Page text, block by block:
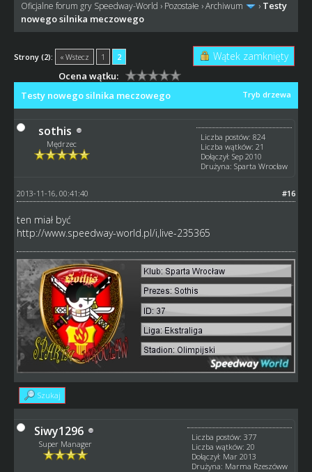
Oficjalne forum gry Speedway-World › Pozostałe ›Archiwum › Testy
nowego silnika meczowego
Strony (2): « Wstecz 1 2 Wątek zamknięty
Ocena wątku:
Tryb drzewa
Testy nowego silnika meczowego
sothis
Mędrzec
Liczba postów: 824
Liczba wątków: 21
Dołączył: Sep 2010
Drużyna: Sparta Wrocław
#16
2013-11-16, 00:41:40
ten miał być
http://www.speedway-world.pl/i,live-235365
Szukaj
Siwy1296
Super Manager
Liczba postów: 377
Liczba wątków: 20
Dołączył: Mar 2013
Drużyna: Marma Rzeszóww